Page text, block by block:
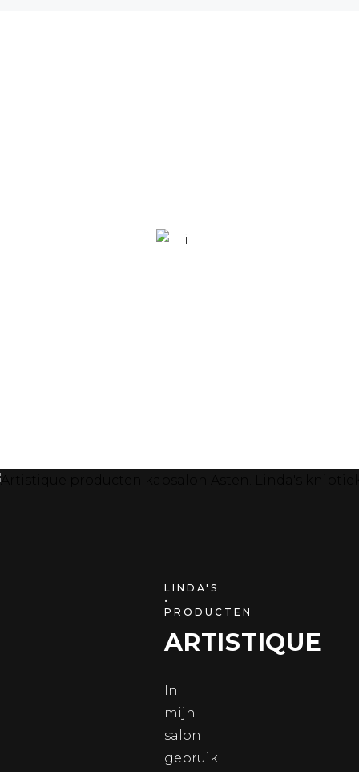
LINDA'S
•
PRODUCTEN
ARTISTIQUE
In
mijn
salon
gebruik